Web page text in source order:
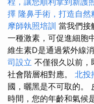
擇 隆鼻手術，打造自然
摩師執照培訓 當我們接
一種激素，可促進細胞
維生素D是通過紫外線
司設立 不僅很久以前，
社會階層相對應。 北投
國，曬黑是不可取的。
時間，您的年齡和氣候